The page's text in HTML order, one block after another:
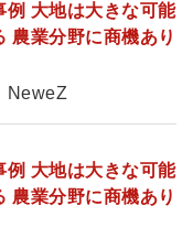
例 大地は大きな可能
農業分野に商機あり
例 大地は大きな可能
農業分野に商機あり